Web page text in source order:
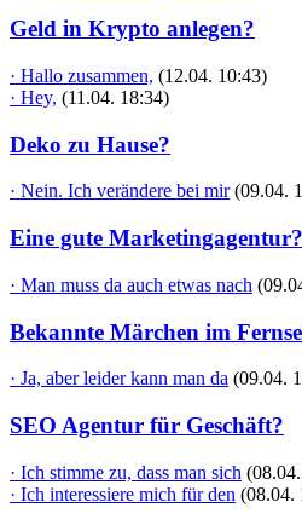
Geld in Krypto anlegen?
· Hallo zusammen, (12.04. 10:43)
· Hey, (11.04. 18:34)
Deko zu Hause?
· Nein. Ich verändere bei mir (09.04.
Eine gute Marketingagentur?
· Man muss da auch etwas nach
Bekannte Märchen im
· Ja, aber leider kann man da (09.04.
SEO Agentur für Geschäft?
· Ich stimme zu, dass man sich
· Ich interessiere mich für den (08.04.